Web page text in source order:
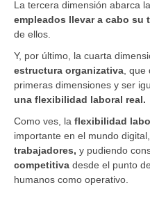
La tercera dimensión abarca la
empleados llevar a cabo su
de ellos.
Y, por último, la cuarta
estructura organizativa ,
primeras dimensiones y ser
una flexibilidad laboral real.
Como ves, la flexibilidad
importante en el mundo
trabajadores, y pudiendo
competitiva desde el punto
humanos como operativo.